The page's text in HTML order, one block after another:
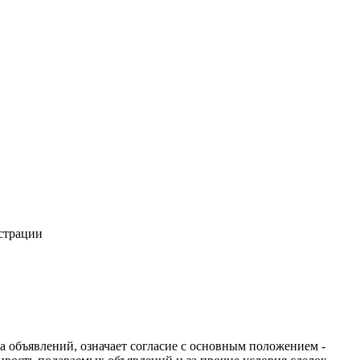
объявлений, означает согласие с основным положением -